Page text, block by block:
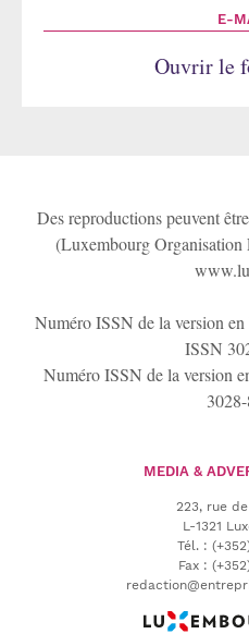
E-
Ouvrir le
Des reproductions peuvent
(Luxembourg
Numéro ISSN de la version
ISSN
Numéro ISSN de la version
MEDIA &
223, rue
L-1321
Tél. :
Fax :